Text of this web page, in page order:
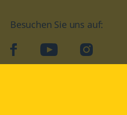
Besuchen Sie uns auf:
facebookYouTube Instagram